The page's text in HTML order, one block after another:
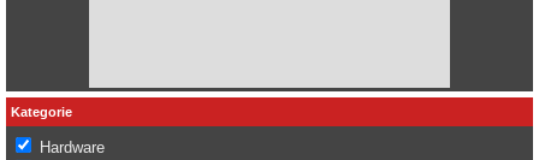
Kategorie
Hardware